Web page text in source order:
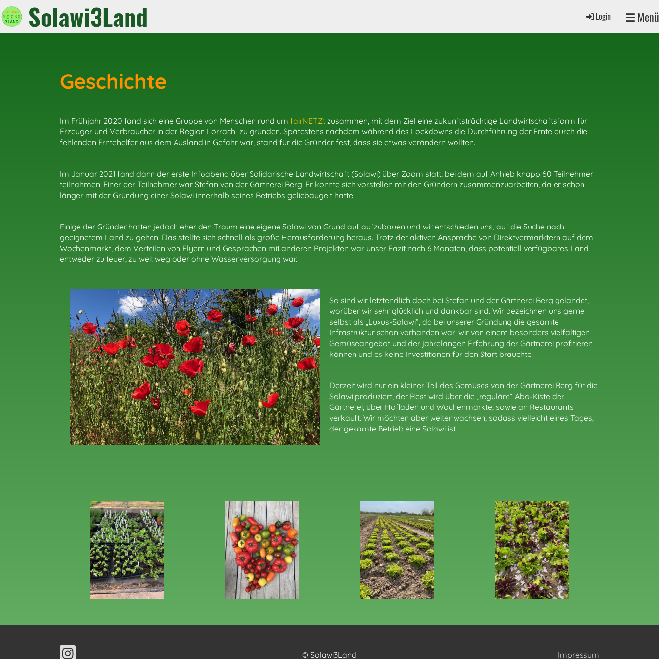
Solawi3Land Login Menü
Geschichte
Im Frühjahr 2020 fand sich eine Gruppe von Menschen rund um fairNETZt zusammen, mit dem Ziel eine zukunftsträchtige Landwirtschaftsform für
Erzeuger und Verbraucher in der Region Lörrach zu gründen. Spätestens nachdem während des Lockdowns die Durchführung der Ernte durch die
fehlenden Erntehelfer aus dem Ausland in Gefahr war, stand für die Gründer fest, dass sie etwas verändern wollten.
Im Januar 2021 fand dann der erste Infoabend über Solidarische Landwirtschaft (Solawi) über Zoom statt, bei dem auf Anhieb knapp 60 Teilnehmer
teilnahmen. Einer der Teilnehmer war Stefan von der Gärtnerei Berg. Er konnte sich vorstellen mit den Gründern zusammenzuarbeiten, da er schon
länger mit der Gründung einer Solawi innerhalb seines Betriebs geliebäugelt hatte.
Einige der Gründer hatten jedoch eher den Traum eine eigene Solawi von Grund auf aufzubauen und wir entschieden uns, auf die Suche nach
geeignetem Land zu gehen. Das stellte sich schnell als große Herausforderung heraus. Trotz der aktiven Ansprache von Direktvermarktern auf dem
Wochenmarkt, dem Verteilen von Flyern und Gesprächen mit anderen Projekten war unser Fazit nach 6 Monaten, dass potentiell verfügbares Land
entweder zu teuer, zu weit weg oder ohne Wasserversorgung war.
So sind wir letztendlich doch bei Stefan und der Gärtnerei Berg gelandet,
worüber wir sehr glücklich und dankbar sind. Wir bezeichnen uns gerne
selbst als „Luxus-Solawi“, da bei unserer Gründung die gesamte
Infrastruktur schon vorhanden war, wir von einem besonders vielfältigen
Gemüseangebot und der jahrelangen Erfahrung der Gärtnerei profitieren
können und es keine Investitionen für den Start brauchte.
Derzeit wird nur ein kleiner Teil des Gemüses von der Gärtnerei Berg für die
Solawi produziert, der Rest wird über die „reguläre“ Abo-Kiste der
Gärtnerei, über Hofläden und Wochenmärkte, sowie an Restaurants
verkauft. Wir möchten aber weiter wachsen, sodass vielleicht eines Tages,
der gesamte Betrieb eine Solawi ist.
© Solawi3Land Impressum